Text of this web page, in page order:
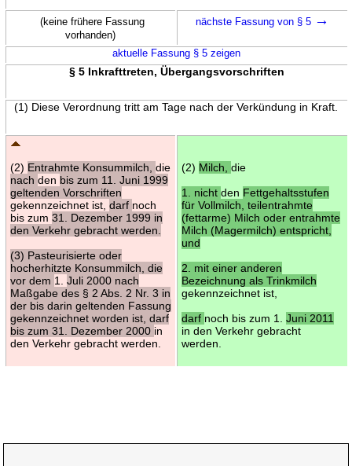
(keine frühere Fassung
vorhanden)
nächste Fassung von § 5 →
aktuelle Fassung § 5 zeigen
§ 5 Inkrafttreten, Übergangsvorschriften
(1) Diese Verordnung tritt am Tage nach der Verkündung in Kraft.
(2) Entrahmte Konsummilch, die
nach den bis zum 11. Juni 1999
geltenden Vorschriften
gekennzeichnet ist, darf noch
bis zum 31. Dezember 1999 in
den Verkehr gebracht werden.
(3) Pasteurisierte oder
hocherhitzte Konsummilch, die
vor dem 1. Juli 2000 nach
Maßgabe des § 2 Abs. 2 Nr. 3 in
der bis darin geltenden Fassung
gekennzeichnet worden ist, darf
bis zum 31. Dezember 2000 in
den Verkehr gebracht werden.
(2) Milch, die
1. nicht den Fettgehaltsstufen
für Vollmilch, teilentrahmte
(fettarme) Milch oder entrahmte
Milch (Magermilch) entspricht,
und
2. mit einer anderen
Bezeichnung als Trinkmilch
gekennzeichnet ist,
darf noch bis zum 1. Juni 2011
in den Verkehr gebracht
werden.